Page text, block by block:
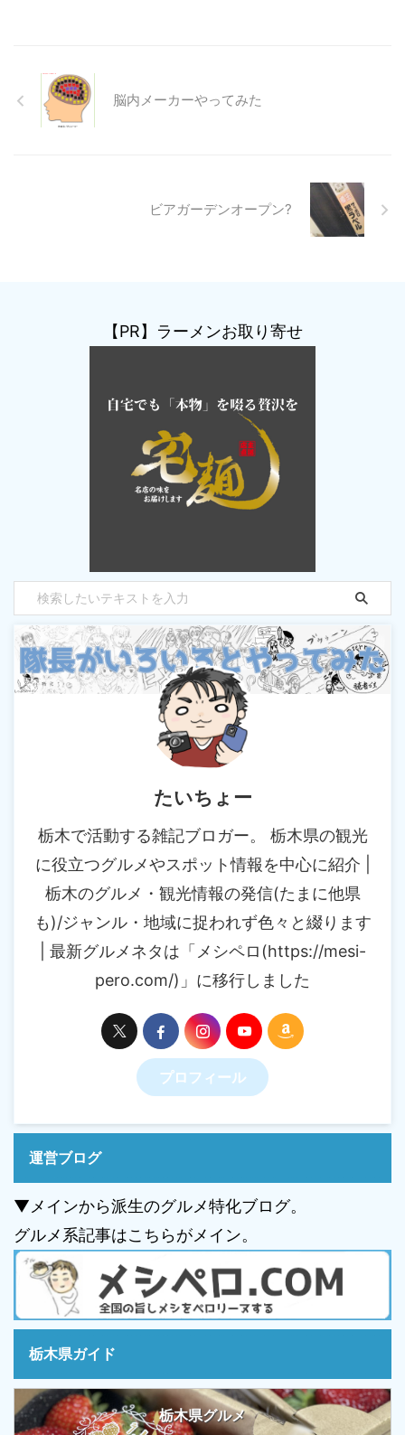
脳内メーカーやってみた
ビアガーデンオープン?
【PR】ラーメンお取り寄せ
たいちょー
栃木で活動する雑記ブロガー。 栃木県の観光
に役立つグルメやスポット情報を中心に紹介 |
栃木のグルメ・観光情報の発信(たまに他県
も)/ジャンル・地域に捉われず色々と綴ります
| 最新グルメネタは「メシペロ(https://mesi-
pero.com/)」に移行しました
プロフィール
運営ブログ
▼メインから派生のグルメ特化ブログ。
グルメ系記事はこちらがメイン。
栃木県ガイド
栃木県グルメ